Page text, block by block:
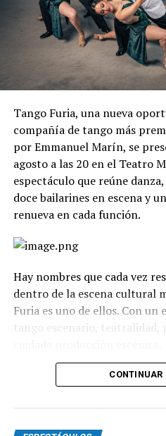
Tango Furia, una nueva
compañía de tango más
por Emmanuel Marín, se
agosto a las 20 en el Teatro
espectáculo que reúne
doce bailarines en escena y
renueva en cada función.
Hay nombres que cada vez
dentro de la escena cultural
Furia es uno de ellos. Con
tango escenario, teatralidad,
como uno de los grandes
La propuesta recorre
clásicos hasta versiones
CONTINUAR